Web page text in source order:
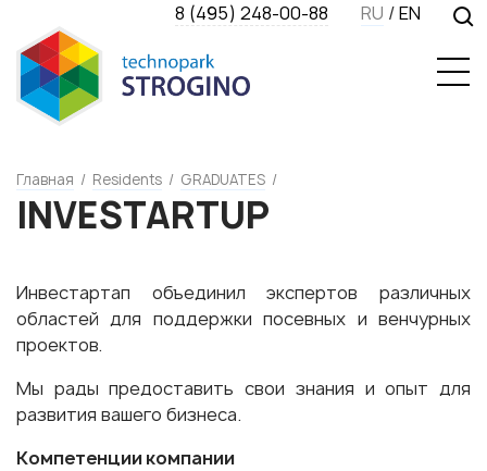
8 (495) 248-00-88 RU /EN
Главная / Residents / GRADUATES /
INVESTARTUP
Инвестартап объединил экспертов различных
областей для поддержки посевных и венчурных
проектов.
Мы рады предоставить свои знания и опыт для
развития вашего бизнеса.
Компетенции компании